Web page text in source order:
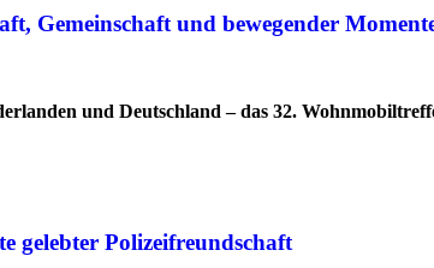
Gemeinschaft und bewegender
und Deutschland – das 32.
gelebter Polizeifreundschaft